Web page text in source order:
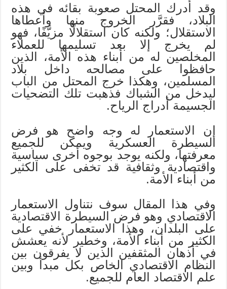
وقد أدرك المحتل صعوبة بقائه في هذه
البلاد، فقرَّر الخروج منها وأعطاها
الاستقلال؛ ولكنه كان استقلالًا مزيَّفًا، فهو
لم يخرج إلا بعد تسليمها للعملاء
المخلصين له من أبناء هذه الأمة، الذين
حافظوا على مصالحه داخل بلاد
المسلمين، وهكذا خرج المحتل من الباب
ليدخل من الشباك فذهبت تلك التضحيات
الجسيمة أدراج الرياح.
إن الاستعمار له وجه واضح هو فرض
السيطرة العسكرية ويمكن للجميع
معرفتها، ولكنه يوجد بوجوه أخرى سياسية
واقتصادية وثقافية قد تخفى على الكثير
من أبناء الأمة.
وفي هذا المقال سوف نتناول الاستعمار
الاقتصادي وهو فرض السيطرة الاقتصادية
على البلدان، وهذا الاستعمار خفي على
الكثير من أبناء الأمة، وخطير لأنه يعشش
في أذهان المثقفين الذين لا يفرقون بين
النظام الاقتصادي الخاص بكل مبدأ وبين
علم الاقتصاد العام للجميع.